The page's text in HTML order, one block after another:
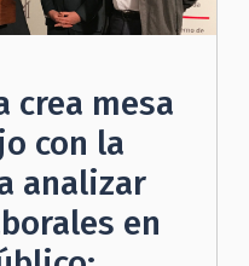
crea mesa
con la
analizar
en